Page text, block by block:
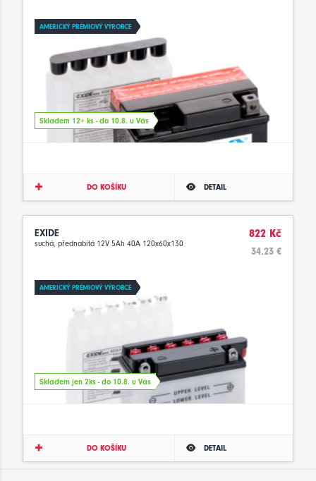
AMERICKÝ PRÉMIOVÝ VÝROBCE
Skladem 12+ ks - do 10.8. u Vás
DO KOŠÍKU DETAIL
EXIDE
suchá, přednabitá 12V 5Ah 40A 120x60x130
822 Kč
34.23 €
AMERICKÝ PRÉMIOVÝ VÝROBCE
Skladem jen 2ks - do 10.8. u Vás
DO KOŠÍKU DETAIL